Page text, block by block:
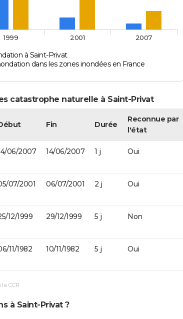
à Saint-Privat
dans les zones inondées en France
1999 2001 2007
catastrophe naturelle à Saint-Privat
Fin Durée
Reconnue par
l'état
06/2007 14/06/2007 1 j Oui
07/2001 06/07/2001 2 j Oui
12/1999 29/12/1999 5 j Non
11/1982 10/11/1982 5 j Oui
CCR
à Saint-Privat ?